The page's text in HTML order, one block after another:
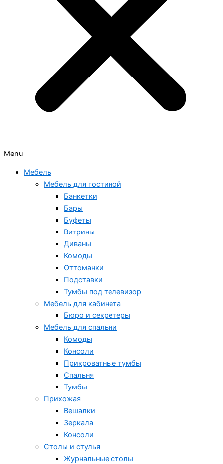
Menu
Мебель
Мебель для гостиной
Банкетки
Бары
Буфеты
Витрины
Диваны
Комоды
Оттоманки
Подставки
Тумбы под телевизор
Мебель для кабинета
Бюро и секретеры
Мебель для спальни
Комоды
Консоли
Прикроватные тумбы
Спальня
Тумбы
Прихожая
Вешалки
Зеркала
Консоли
Столы и стулья
Журнальные столы